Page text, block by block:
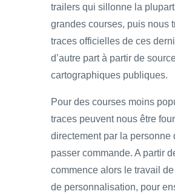
trailers qui sillonne la
grandes courses, puis nous
traces officielles de ces
d’autre part à partir de
cartographiques publiques.
Pour des courses moins
traces peuvent nous être
directement par la personne
passer commande. A partir
commence alors le travail
de personnalisation, pour